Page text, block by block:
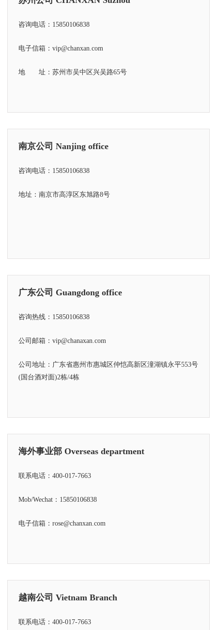
咨询电话：15850106838
电子信箱：vip@chanxan.com
地 址：苏州市吴中区兴吴路65号
南京公司 Nanjing office
咨询电话：15850106838
地址：南京市高淳区东旭路8号
广东公司 Guangdong office
咨询热线：15850106838
公司邮箱：vip@chanaxan.com
公司地址：广东省惠州市惠城区仲恺高新区潼湖镇永平553号
(国台酒对面)2栋/4栋
海外事业部 Overseas department
联系电话：400-017-7663
Mob/Wechat： 15850106838
电子信箱：rose@chanxan.com
越南公司 Vietnam Branch
联系电话：400-017-7663